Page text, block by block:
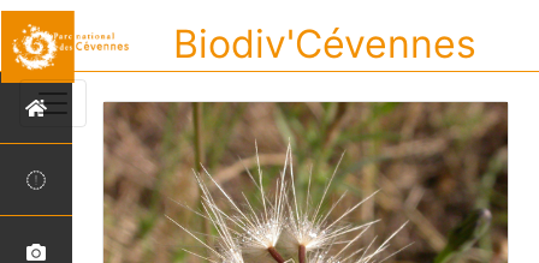
Biodiv'Cévennes